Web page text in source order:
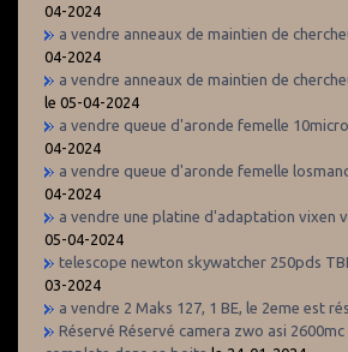
04-2024
a vendre anneaux de maintien de
04-2024
a vendre anneaux de maintien de
le 05-04-2024
a vendre queue d'aronde femelle
04-2024
a vendre queue d'aronde femelle
04-2024
a vendre une platine d'adaptation vixen
05-04-2024
telescope newton skywatcher 250pds
03-2024
a vendre 2 Maks 127, 1 BE, le 2eme est
Réservé Réservé camera zwo asi